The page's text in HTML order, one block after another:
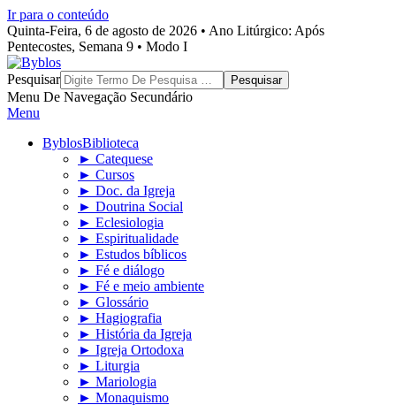
Ir para o conteúdo
Quinta-Feira, 6 de agosto de 2026 • Ano Litúrgico: Após
Pentecostes, Semana 9 • Modo I
Byblos
Pesquisar
Menu De Navegação Secundário
Menu
ByblosBiblioteca
► Catequese
► Cursos
► Doc. da Igreja
► Doutrina Social
► Eclesiologia
► Espiritualidade
► Estudos bíblicos
► Fé e diálogo
► Fé e meio ambiente
► Glossário
► Hagiografia
► História da Igreja
► Igreja Ortodoxa
► Liturgia
► Mariologia
► Monaquismo